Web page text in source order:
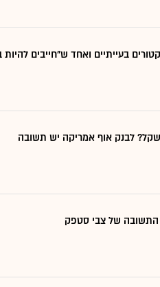
לבנק אוף אמריקה יש תשובה
התשובה של צבי סטפק